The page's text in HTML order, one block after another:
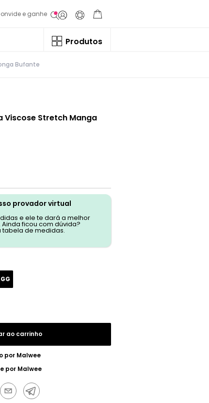
e ganhe
Produtos
Bufante
Viscose Stretch Manga
provador virtual
e ele te dará a melhor
ficou com dúvida?
tabela de medidas.
ao carrinho
por Malwee
por Malwee